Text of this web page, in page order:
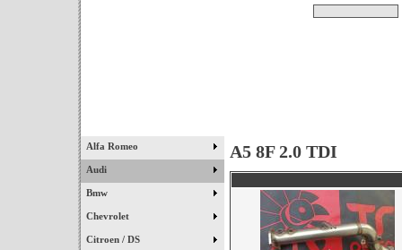
Alfa Romeo
Audi
Bmw
Chevrolet
Citroen / DS
A5 8F 2.0 TDI